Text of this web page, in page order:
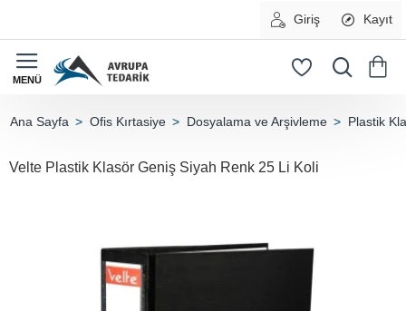
Giriş Kayıt
Ofis Kırtasiye Dosyalama ve Arşivleme Plastik
Velte Plastik Klasör Geniş Siyah Renk 25 Li Koli